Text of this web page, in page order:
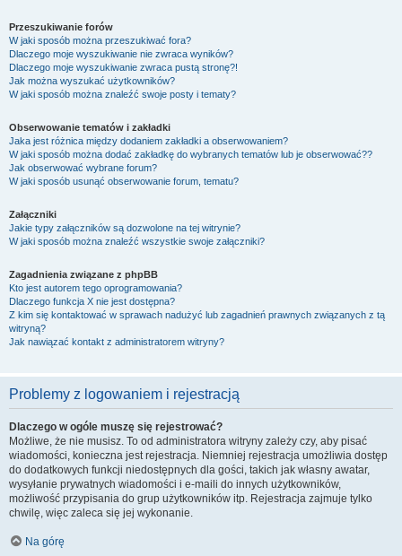
Przeszukiwanie forów
W jaki sposób można przeszukiwać fora?
Dlaczego moje wyszukiwanie nie zwraca wyników?
Dlaczego moje wyszukiwanie zwraca pustą stronę?!
Jak można wyszukać użytkowników?
W jaki sposób można znaleźć swoje posty i tematy?
Obserwowanie tematów i zakładki
Jaka jest różnica między dodaniem zakładki a obserwowaniem?
W jaki sposób można dodać zakładkę do wybranych tematów lub je obserwować??
Jak obserwować wybrane forum?
W jaki sposób usunąć obserwowanie forum, tematu?
Załączniki
Jakie typy załączników są dozwolone na tej witrynie?
W jaki sposób można znaleźć wszystkie swoje załączniki?
Zagadnienia związane z phpBB
Kto jest autorem tego oprogramowania?
Dlaczego funkcja X nie jest dostępna?
Z kim się kontaktować w sprawach nadużyć lub zagadnień prawnych związanych z tą
witryną?
Jak nawiązać kontakt z administratorem witryny?
Problemy z logowaniem i rejestracją
Dlaczego w ogóle muszę się rejestrować?
Możliwe, że nie musisz. To od administratora witryny zależy czy, aby pisać
wiadomości, konieczna jest rejestracja. Niemniej rejestracja umożliwia dostęp
do dodatkowych funkcji niedostępnych dla gości, takich jak własny awatar,
wysyłanie prywatnych wiadomości i e-maili do innych użytkowników,
możliwość przypisania do grup użytkowników itp. Rejestracja zajmuje tylko
chwilę, więc zaleca się jej wykonanie.
Na górę